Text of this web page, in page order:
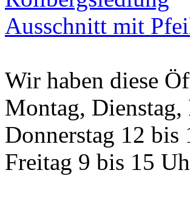
Wir haben diese
Montag,
Donnerstag 12 bis
Freitag 9 bis 15